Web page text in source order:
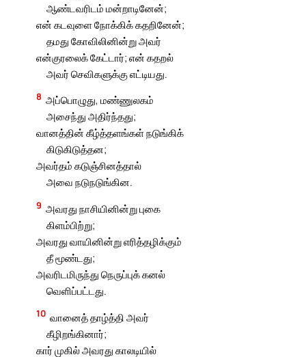
ஆண்டவரிடம் மன்றாடினேன்;
என் கடவுளை நோக்கிக் கதறினேன்;
தமது கோவிலினின்று அவர்
என்குரலைக் கேட்டார்; என் கதறல்
அவர் செவிகளுக்கு எட்டியது.
8 அப்பொழுது, மண்ணுலகம்
அசைந்து அதிர்ந்தது;
வானத்தின் கீழ்த்தளங்கள் நடுங்கிக்
கிடுகிடுத்தன;
அவர்தம் கடுஞ்சினத்தால்
அவை நடுநடுங்கின.
9 அவரது நாசியினின்று புகை
கிளம்பிற்று;
அவரது வாயினின்று எரித்தழிக்கும்
தீ மூண்டது;
அவரிடமிருந்து நெருப்புக் கனல்
வெளிப்பட்டது.
10 வானைத் தாழ்த்தி அவர்
கீழிறங்கினார்;
கார் முகில் அவரது காலடியில்